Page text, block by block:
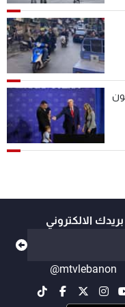
الالكتروني
@mtvlebanon